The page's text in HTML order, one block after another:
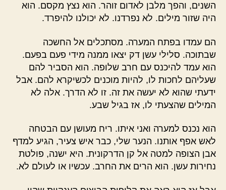
השנים, והפך מלבן לאדום זוהר. הוא נצץ מקסם. הוא
היה שזור מילים. לא נפרדנו. לא יכולנו להיפרד.
הם עמדו בפתח המערה. מסתכלים אל החשכה
שבתוכה. סלילי עשן דק יצאו ממנה מידי פעם בפעם.
הוא עמד להיכנס עם חרב שלופה. הוא הסביר להם
שעליהם לחכות לו, להיות מוכנים לכשיקרא להם. אבל
ידעתי שהוא לא יעשה את זה. זו לא הדרך. אלה לא
המילים שהצעתי לו, אז בגיל שבע.
הוא נכנס למערה ואני איתו. ריח מעושן עם הבטחה
לאש אפף אותנו. הנער שלי, כבר איש צעיר, הגיע למדף
אבן הצופה למטה אל קן הדרקונית. היא ישנה, פולטת
נחירות עשן. הוא הרים את החרב. עכשיו או לעולם לא.